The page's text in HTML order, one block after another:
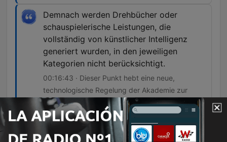
Demnach werden Drehbücher oder
schauspielerische Leistungen, die
vollständig von künstlicher Intelligenz
generiert wurden, in den jeweiligen
Kategorien nicht berücksichtigt.
00:16:43 · Dieser Punkt hebt eine neue,
technologische Regelung der Akademie zur
Wahrung der künstlerischen Integrität hervor.
Nachdem der Komiker Chris Rock einen
Scherz über das Erscheinungsbild von